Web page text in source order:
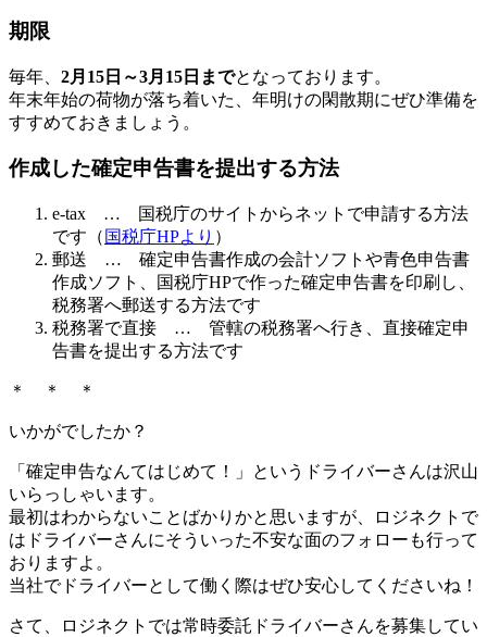
期限
毎年、 2月15日～3月15日までとなっております。
年末年始の荷物が落ち着いた、年明けの閑散期にぜひ準備を
すすめておきましょう。
作成した確定申告書を提出する方法
e-tax … 国税庁のサイトからネットで申請する方法
です（ 国税庁HPより ）
郵送 … 確定申告書作成の会計ソフトや青色申告書
作成ソフト、国税庁HPで作った確定申告書を印刷し、
税務署へ郵送する方法です
税務署で直接 … 管轄の税務署へ行き、直接確定申
告書を提出する方法です
＊ ＊ ＊
いかがでしたか？
「確定申告なんてはじめて！」というドライバーさんは沢山
いらっしゃいます。
最初はわからないことばかりかと思いますが、ロジネクトで
はドライバーさんにそういった不安な面のフォローも行って
おりますよ。
当社でドライバーとして働く際はぜひ安心してくださいね！
さて、ロジネクトでは常時委託ドライバーさんを募集してい